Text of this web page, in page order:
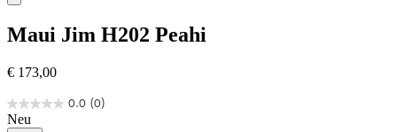
Maui Jim H202 Peahi
€ 173,00
0.0 (0)
0.0
von
Neu